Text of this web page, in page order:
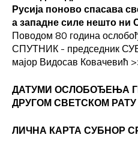
Русија поново спасава
а западне силе нешто ни
Поводом 80 година
СПУТНИК - председник
мајор Видосав Ковачевић
ДАТУМИ ОСЛОБОЂЕЊА
ДРУГОМ СВЕТСКОМ РАТУ
ЛИЧНА КАРТА СУБНОР